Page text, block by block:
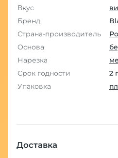
Вкус
Бренд
Страна-производитель
Основа
Нарезка
Срок годности
2
Упаковка
Доставка